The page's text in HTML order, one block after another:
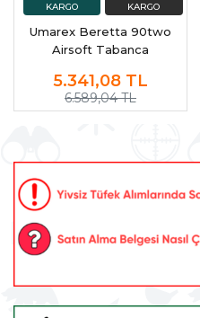
Umarex Beretta 90two
Airsoft Tabanca
5.341,08 TL
6.589,04 TL